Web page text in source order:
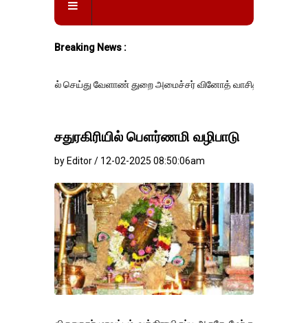
Breaking News :
செய்து வேளாண் துறை அமைச்சர் வினோத் வாசித்து வருகிறார். �.
சதுரகிரியில் பௌர்ணமி வழிபாடு
by Editor / 12-02-2025 08:50:06am